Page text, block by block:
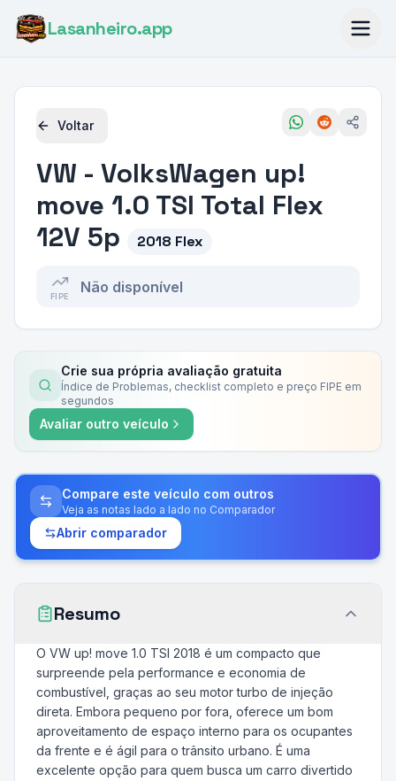
Lasanheiro.app
Voltar
VW - VolksWagen up!
move 1.0 TSI Total Flex
12V 5p
2018 Flex
FIPE
Não disponível
Crie sua própria avaliação gratuita
Índice de Problemas, checklist completo e preço FIPE em
segundos
Avaliar outro veículo
Compare este veículo com outros
Veja as notas lado a lado no Comparador
Abrir comparador
Resumo
O VW up! move 1.0 TSI 2018 é um compacto que
surpreende pela performance e economia de
combustível, graças ao seu motor turbo de injeção
direta. Embora pequeno por fora, oferece um bom
aproveitamento de espaço interno para os ocupantes
da frente e é ágil para o trânsito urbano. É uma
excelente opção para quem busca um carro divertido